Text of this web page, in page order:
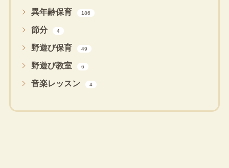
異年齢保育 186
節分 4
野遊び保育 49
野遊び教室 6
音楽レッスン 4